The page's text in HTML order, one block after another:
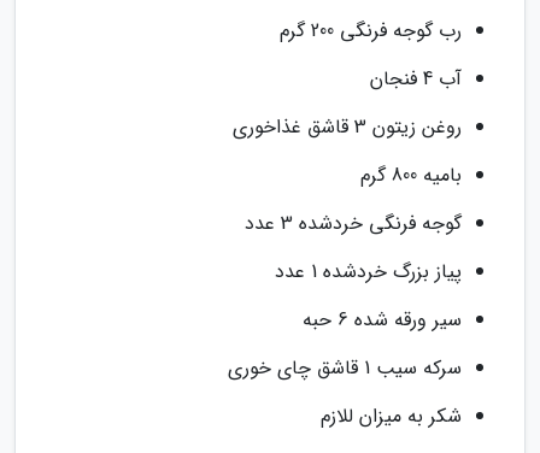
رب گوجه فرنگی 200 گرم
آب 4 فنجان
روغن زیتون 3 قاشق غذاخوری
بامیه 800 گرم
گوجه فرنگی خردشده 3 عدد
پیاز بزرگ خردشده 1 عدد
سیر ورقه شده 6 حبه
سرکه سیب 1 قاشق چای خوری
شکر به میزان للازم